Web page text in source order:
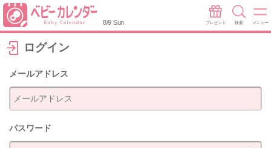
8/9 Sun プレゼント 検索 メニュー
ログイン
メールアドレス
パスワード